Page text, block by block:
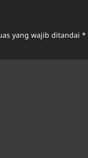
yang wajib ditandai *